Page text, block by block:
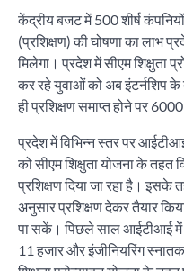
केंद्रीय बजट में 500 शीर्ष
(प्रशिक्षण) की घोषणा का लाभ
मिलेगा। प्रदेश में सीएम शिक्षुता
कर रहे युवाओं को अब इंटर्नशिप के
ही प्रशिक्षण समाप्त होने पर
प्रदेश में विभिन्न स्तर पर
को सीएम शिक्षुता योजना के तहत
प्रशिक्षण दिया जा रहा है।
अनुसार प्रशिक्षण देकर तैयार
पा सकें। पिछले साल आईटीआई में
11 हजार और इंजीनियरिंग